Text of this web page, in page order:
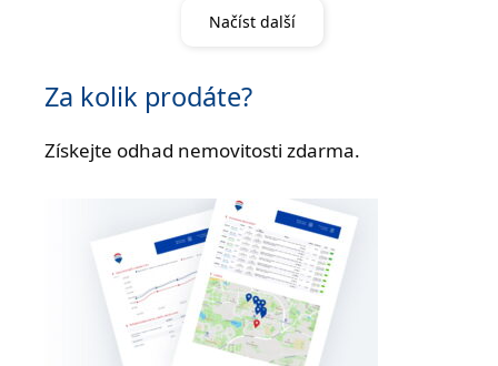
přístupem. Jednal se mnou upřímně. Je to
pomůže, udělá pro to opravdu maximum.
Načíst další
Za kolik prodáte?
Získejte odhad nemovitosti zdarma.